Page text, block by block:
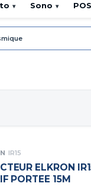
▾ Sono ▾ POS
IR15
ELKRON
PORTEE 15M